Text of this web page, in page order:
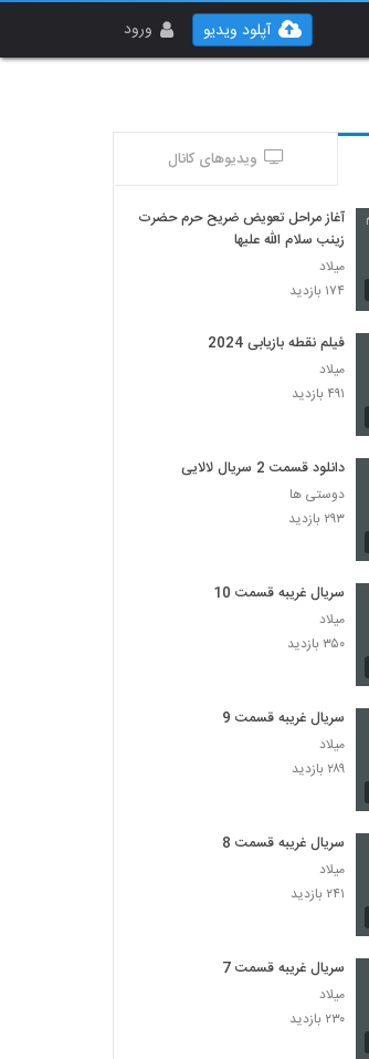
ورود آپلود ویدیو
ویدیوهای کانال
آغاز مراحل تعویض ضریح حرم‌ حضرت
زینب سلام الله علیها
میلاد
۱۷۴ بازدید
فیلم نقطه بازیابی 2024
میلاد
۴۹۱ بازدید
دانلود قسمت 2 سریال لالایی
دوستی ها
۲۹۳ بازدید
سریال غریبه قسمت 10
میلاد
۳۵۰ بازدید
سریال غریبه قسمت 9
میلاد
۲۸۹ بازدید
سریال غریبه قسمت 8
میلاد
۲۴۱ بازدید
سریال غریبه قسمت 7
میلاد
۲۳۰ بازدید